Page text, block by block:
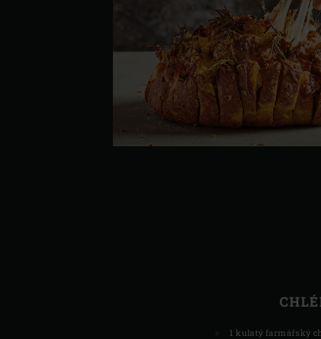
Hungary | Magyarország
1 kulatý farmářský